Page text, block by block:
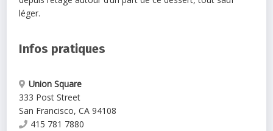
léger.
Infos pratiques
Union Square
333 Post Street
San Francisco, CA 94108
415 781 7880